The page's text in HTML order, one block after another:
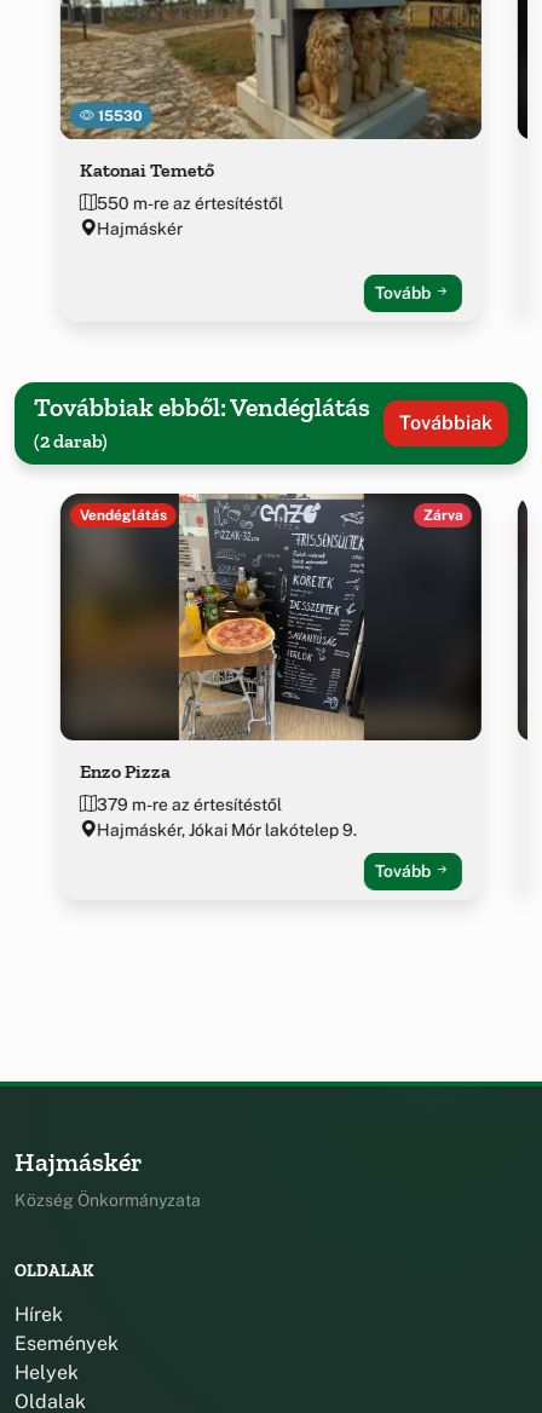
15530
Katonai Temető
550 m-re az értesítéstől
Hajmáskér
Tovább
Továbbiak ebből: Vendéglátás
(2 darab)
Továbbiak
Vendéglátás Zárva
Enzo Pizza
379 m-re az értesítéstől
Hajmáskér, Jókai Mór lakótelep 9.
Tovább
Hajmáskér
Község Önkormányzata
OLDALAK
Hírek
Események
Helyek
Oldalak